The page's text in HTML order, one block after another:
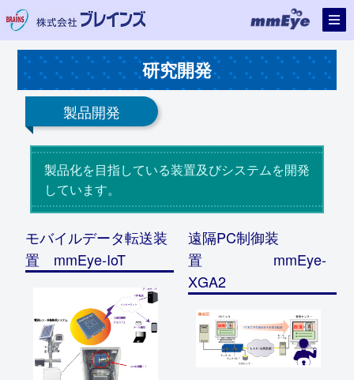
研究開発
製品開発
製品化を目指している装置及びシステムを開発
しています。
モバイルデータ転送装
置 mmEye-IoT
遠隔PC制御装
置 mmEye-
XGA2